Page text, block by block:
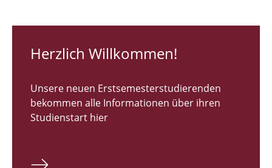
RUNDGANG 26
Bachelor Architektur
Master Architektur
Herzlich Willkommen!
Unsere neuen Erstsemesterstudierenden
bekommen alle Informationen über ihren
Studienstart hier